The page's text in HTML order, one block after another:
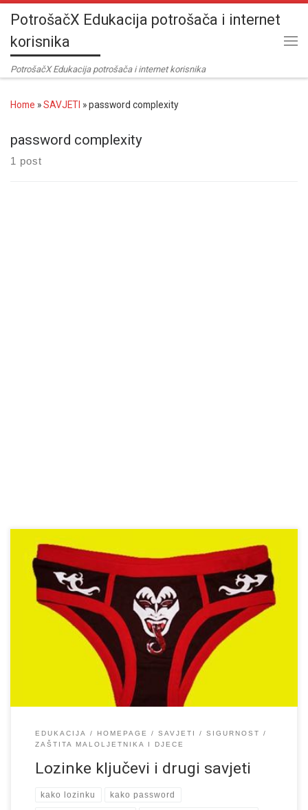
Skip to content
PotrošačX Edukacija potrošača i internet
korisnika
PotrošačX Edukacija potrošača i internet korisnika
Home »SAVJETI »password complexity
password complexity
1 post
Kako napraviti sigurne lozinke Nekada ste mirno mogli spavati sa
lozinkom koja je bila ime vašeg kućnog mezimica ili vaš datum
rođenja. Ni onda u toj dalekoj prošlosti od samo desetak godina
to nije bilo baš mudro no danas […]
EDUKACIJA HOMEPAGE SAVJETI
SIGURNOST
ZAŠTITA MALOLJETNIKA I DJECE
Lozinke ključevi i drugi savjeti
kako lozinku kako password